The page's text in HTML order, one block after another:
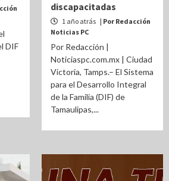
DIF
discapacitadas
1 año atrás | Por Redacción
Noticias PC
Por Redacción |
Noticiaspc.com.mx | Ciudad
Victoria, Tamps.– El Sistema
para el Desarrollo Integral
de la Familia (DIF) de
Tamaulipas,...